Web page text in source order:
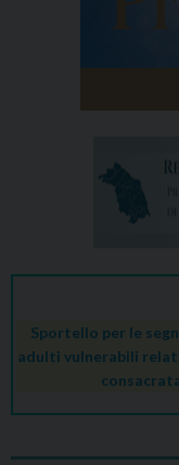
Sportello per le
adulti vulnerabili